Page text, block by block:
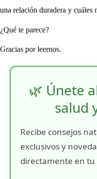
una relación duradera y cuáles
¿Qué te parece?
Gracias por leernos.
🌿 Únete
salud
Recibe consejos
exclusivos y
directamente en tu